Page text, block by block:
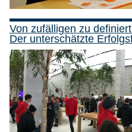
Von zufälligen zu
Der unterschätzte